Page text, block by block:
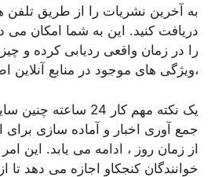
به آخرین نشریات را از طریق تلفن
دریافت کنید. این به شما امکان می
را در زمان واقعی ردیابی کرده و
،ویژگی های موجود در منابع آنلاین
یک نکته مهم کار 24
جمع آوری اخبار و آماده سازی
از زمان روز ، ادامه می یابد. این
خوانندگان کنجکاو اجازه می دهد تا